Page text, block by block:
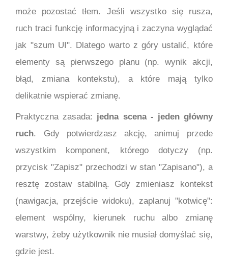
może pozostać tłem. Jeśli wszystko się rusza,
ruch traci funkcję informacyjną i zaczyna wyglądać
jak "szum UI". Dlatego warto z góry ustalić, które
elementy są pierwszego planu (np. wynik akcji,
błąd, zmiana kontekstu), a które mają tylko
delikatnie wspierać zmianę.
Praktyczna zasada: jedna scena - jeden główny
ruch. Gdy potwierdzasz akcję, animuj przede
wszystkim komponent, którego dotyczy (np.
przycisk "Zapisz" przechodzi w stan "Zapisano"), a
resztę zostaw stabilną. Gdy zmieniasz kontekst
(nawigacja, przejście widoku), zaplanuj "kotwicę":
element wspólny, kierunek ruchu albo zmianę
warstwy, żeby użytkownik nie musiał domyślać się,
gdzie jest.